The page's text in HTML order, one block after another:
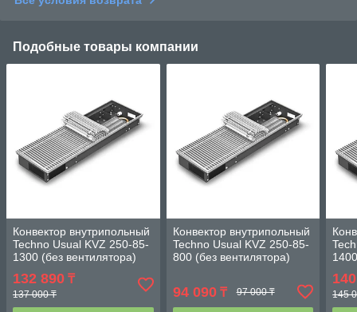
Подобные товары компании
Конвектор внутрипольный
Techno Usual KVZ 250-85-
1300 (без вентилятора)
132 890 ₸
137 000 ₸
Конвектор внутрипольный
Techno Usual KVZ 250-85-
800 (без вентилятора)
94 090₸ 97 000 ₸ 145